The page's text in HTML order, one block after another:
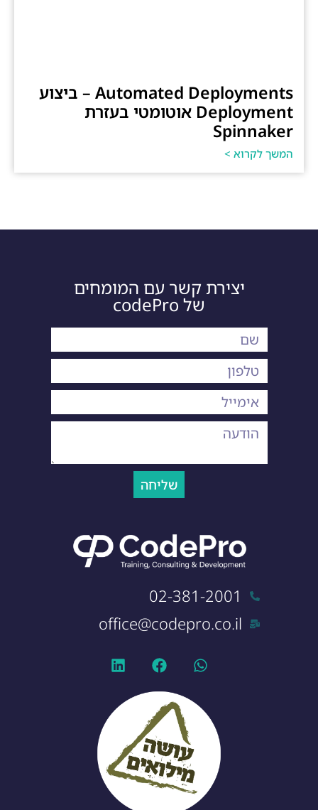
Automated Deployments – ביצוע
Deployment אוטומטי בעזרת
Spinnaker
המשך לקרוא >
יצירת קשר עם המומחים
של codePro
שליחה
02-381-2001
office@codepro.co.il